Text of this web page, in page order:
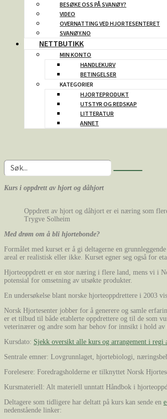
BESØKE OSS PÅ SVANØY?
VIDEO
OVERNATTING VED HJORTESENTERET
SVANØY.NO
NETTBUTIKK
MIN KONTO
HANDLEKURV
BETINGELSER
KATEGORIER
HJORTEPRODUKT
UTSTYR OG REDSKAP
LITTERATUR
ANNET
Kurs i oppdrett av hjort og dåhjort
Oppdrett av hjort og dåhjort er ei næring som
Trygve Solheim
Med drøm om å bli hjortebonde?
Formålet med kurset er å gi deltagerne en
areal er realistisk eller ikke. Kurset egner seg også for
Hjorteoppdrett er en stor næring i flere land, mens vi i
potensial for omsetning av utsøkte produkter.
En undersøkelse blant norske hjorteoppdrettere i 2003
Norsk Hjortesenter jobber for å generere og samle
er et tilbud til både etablerte oppdrettere og til de som
veterinærer og andre som har behov for innsikt i hold
Kursdato: Sjekk oversikt alle kurs og arrangement i regi
Sentrale emner: Lovgrunnlaget, hjortebiologi,
Forelesere: Foredragsholderne er tilknyttet Norsk
Kursmateriell: Alt materiell unntatt Håndbok i
Deltagere som tidligere har deltatt på kurs kan sende en
nedenstående linker: